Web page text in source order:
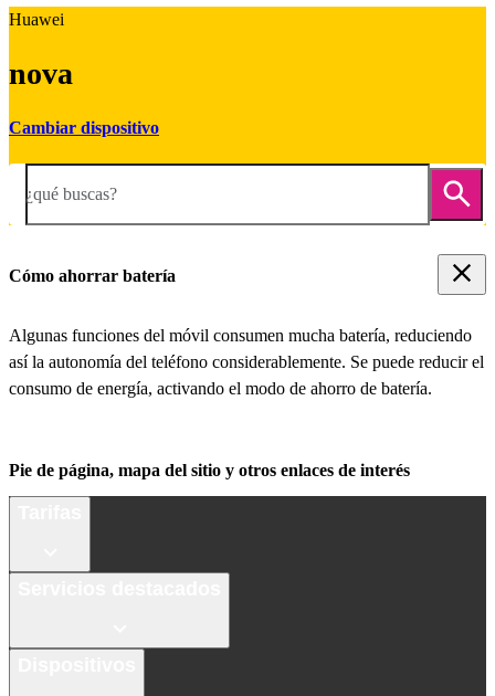
Huawei
nova
Cambiar dispositivo
¿qué buscas?
Cómo ahorrar batería
Algunas funciones del móvil consumen mucha batería, reduciendo
así la autonomía del teléfono considerablemente. Se puede reducir el
consumo de energía, activando el modo de ahorro de batería.
Pie de página, mapa del sitio y otros enlaces de interés